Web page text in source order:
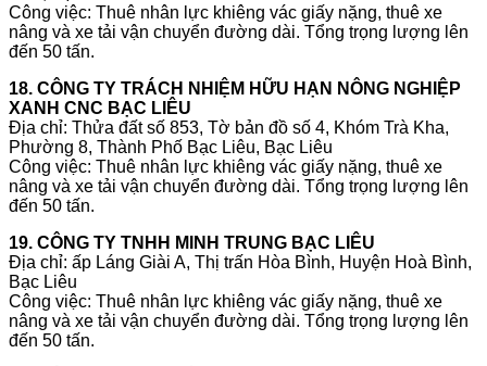
Công việc: Thuê nhân lực khiêng vác giấy nặng, thuê xe
nâng và xe tải vận chuyển đường dài. Tổng trọng lượng lên
đến 50 tấn.
18. CÔNG TY TRÁCH NHIỆM HỮU HẠN NÔNG NGHIỆP
XANH CNC BẠC LIÊU
Địa chỉ: Thửa đất số 853, Tờ bản đồ số 4, Khóm Trà Kha,
Phường 8, Thành Phố Bạc Liêu, Bạc Liêu
Công việc: Thuê nhân lực khiêng vác giấy nặng, thuê xe
nâng và xe tải vận chuyển đường dài. Tổng trọng lượng lên
đến 50 tấn.
19. CÔNG TY TNHH MINH TRUNG BẠC LIÊU
Địa chỉ: ấp Láng Giài A, Thị trấn Hòa Bình, Huyện Hoà Bình,
Bạc Liêu
Công việc: Thuê nhân lực khiêng vác giấy nặng, thuê xe
nâng và xe tải vận chuyển đường dài. Tổng trọng lượng lên
đến 50 tấn.